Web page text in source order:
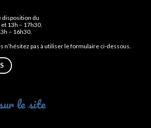
disposition du
13h – 17h30.
– 16h30.
n’hésitez pas à utiliser le formulaire ci-dessous.
le site